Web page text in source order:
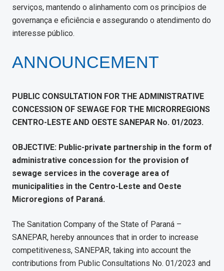
serviços, mantendo o alinhamento com os princípios de
governança e eficiência e assegurando o atendimento do
interesse público.
ANNOUNCEMENT
PUBLIC CONSULTATION FOR THE ADMINISTRATIVE
CONCESSION OF SEWAGE FOR THE MICRORREGIONS
CENTRO-LESTE AND OESTE SANEPAR No. 01/2023.
OBJECTIVE: Public-private partnership in the form of
administrative concession for the provision of
sewage services in the coverage area of
municipalities in the Centro-Leste and Oeste
Microregions of Paraná.
The Sanitation Company of the State of Paraná –
SANEPAR, hereby announces that in order to increase
competitiveness, SANEPAR, taking into account the
contributions from Public Consultations No. 01/2023 and